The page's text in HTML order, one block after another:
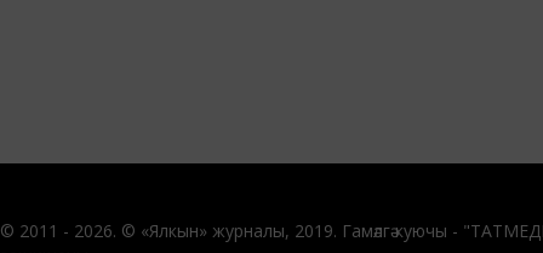
© 2011 - 2026. © «Ялкын» журналы, 2019. Гамәлгә куючы -